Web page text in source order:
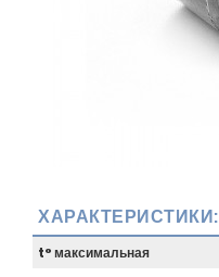
ХАРАКТЕРИСТИКИ:
t° максимальная